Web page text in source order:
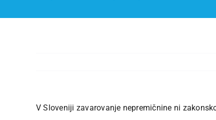
V Sloveniji zavarovanje nepremičnine ni